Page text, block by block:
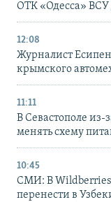
ОТК «Одесса»
12:08
Журналист
крымского
11:11
В Севастополе
менять схему
10:45
СМИ: В Wildberries
перенести в